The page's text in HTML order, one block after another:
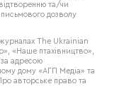
та/чи
дозволу
The Ukrainian
«Наше птахівництво»,
за адресою
дому «АГП Медіа» та
авторське право та